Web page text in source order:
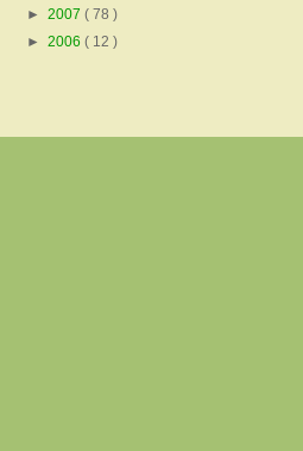
► 2007 ( 78 )
► 2006 ( 12 )